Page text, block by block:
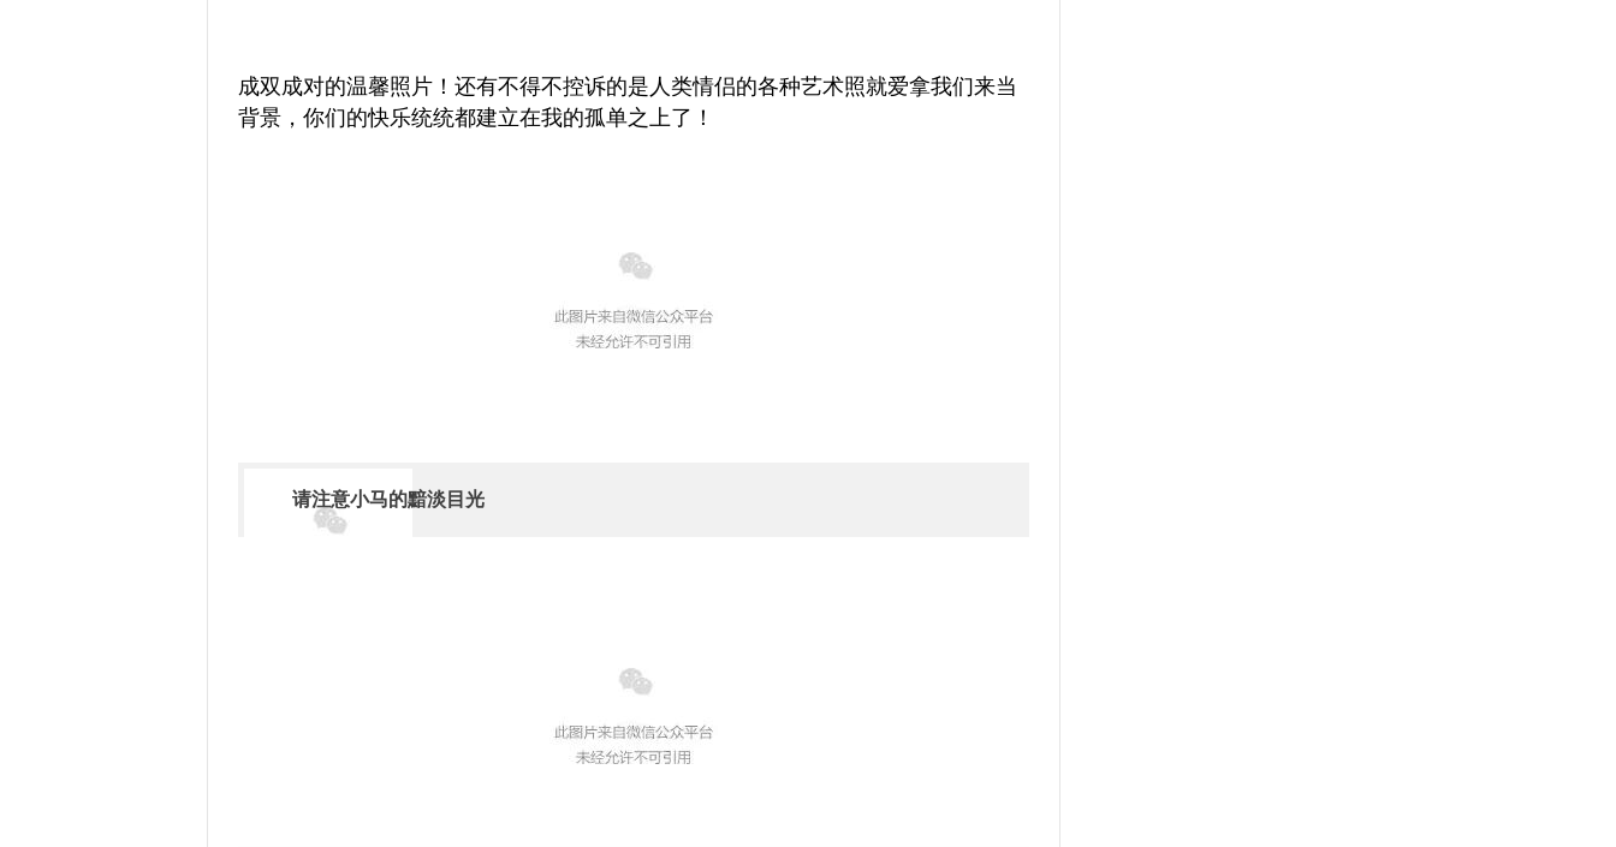
成双成对的温馨照片！还有不得不控诉的是人类情侣的各种艺术照就爱拿我们来当
背景，你们的快乐统统都建立在我的孤单之上了！
请注意小马的黯淡目光